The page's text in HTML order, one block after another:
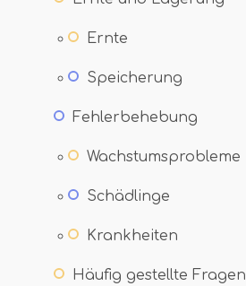
Ernte
Speicherung
Fehlerbehebung
Wachstumsprobleme
Schädlinge
Krankheiten
Häufig gestellte Fragen